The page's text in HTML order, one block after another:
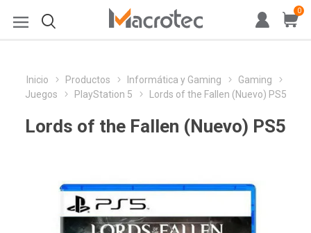
0
Inicio Productos Informática y Gaming
Gaming
Juegos
PlayStation 5 Lords of the Fallen (Nuevo) PS5
Lords of the Fallen (Nuevo) PS5